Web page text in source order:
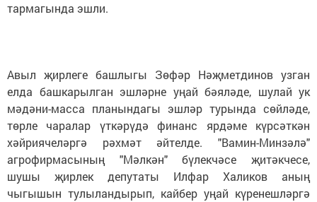
тармагында эшли.
Авыл җирлеге башлыгы Зөфәр Нәҗметдинов узган
елда башкарылган эшләрне уңай бәяләде, шулай ук
мәдәни-масса планындагы эшләр турында сөйләде,
төрле чаралар үткәрүдә финанс ярдәме күрсәткән
хәйриячеләргә рәхмәт әйтелде. "Вамин-Минзәлә"
агрофирмасының "Мәлкән" бүлекчәсе җитәкчесе,
шушы җирлек депутаты Илфар Халиков аның
чыгышын тулыландырып, кайбер уңай күренешләргә